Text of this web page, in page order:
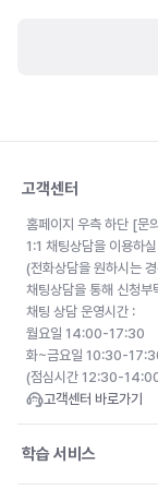
고객센터
홈페이지 우측 하단 [문
1:1 채팅상담을 이용하
(전화상담을 원하시는 경
채팅상담을 통해 신청부
채팅 상담 운영시간 :
월요일 14:00-17:30
화~금요일 10:30-
(점심시간 12:30-
고객센터 바로가기
학습 서비스